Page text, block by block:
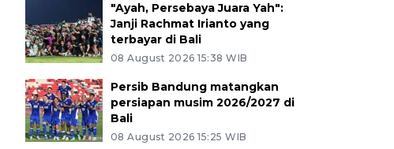
"Ayah, Persebaya Juara Yah":
Janji Rachmat Irianto yang
terbayar di Bali
08 August 2026 15:38 WIB
Persib Bandung matangkan
persiapan musim 2026/2027 di
Bali
08 August 2026 15:25 WIB